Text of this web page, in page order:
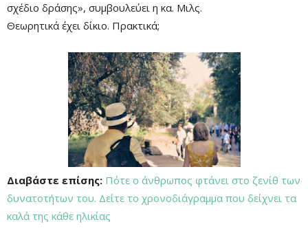
σχέδιο δράσης», συμβουλεύει η κα. Μιλς.
Θεωρητικά έχει δίκιο. Πρακτικά;
Διαβάστε επίσης: Πότε ο άνθρωπος φτάνει στο ζενίθ των
δυνατοτήτων του. Δείτε το χρονοδιάγραμμα που δείχνει τα
καλά της κάθε ηλικίας